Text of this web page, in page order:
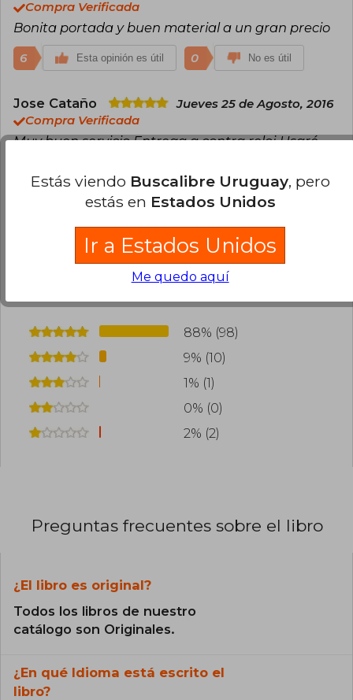
Compra Verificada
Bonita portada y buen material a un gran precio
6 Esta opinión es útil 0 No es útil
Jose Cataño
Jueves 25 de Agosto, 2016
Compra Verificada
Muy buen servicio Entrega a contra reloj Usaré
Esta opinión es útil 4 No es útil
Cargar más opiniones del libro
¿Leíste este libro? Inicia sesiónpara poder
88% (98)
9% (10)
1% (1)
0% (0)
2% (2)
Preguntas frecuentes sobre el libro
¿El libro es original?
Todos los libros de nuestro
catálogo son Originales.
¿En qué Idioma está escrito el
libro?
Estás viendo Buscalibre Uruguay, pero
estás en Estados Unidos
Ir a Estados Unidos
Me quedo aquí